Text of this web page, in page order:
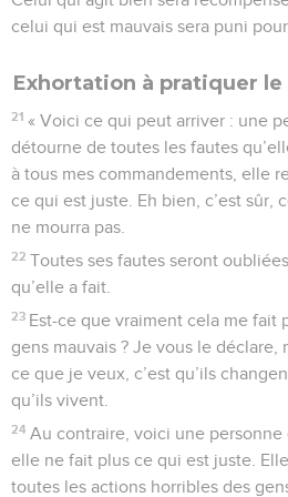
celui qui est mauvais sera puni
Exhortation à pratiquer le
21 « Voici ce qui peut arriver : une
détourne de toutes les fautes
à tous mes commandements, elle
ce qui est juste. Eh bien, c’est sûr,
ne mourra pas.
22 Toutes ses fautes seront
qu’elle a fait.
23 Est-ce que vraiment cela me fait
gens mauvais ? Je vous le déclare,
ce que je veux, c’est qu’ils
qu’ils vivent.
24 Au contraire, voici une personne
elle ne fait plus ce qui est juste.
toutes les actions horribles des